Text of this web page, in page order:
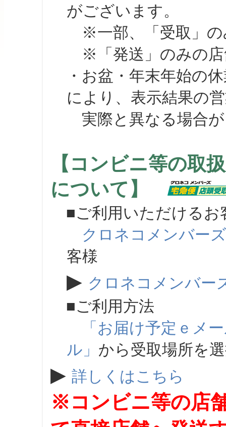
がございます。
※一部、「受取」の
※「発送」のみの店
・お盆・年末年始の
により、表示結果の
実際と異なる場合が
【コンビニ等の取
について】
■ご利用いただけるお
クロネコメンバーズ
客様
▶ クロネコメンバー
■ご利用方法
「お届け予定ｅメ
ル」 から受取場所を
▶ 詳しくはこちら
※コンビニ等の店